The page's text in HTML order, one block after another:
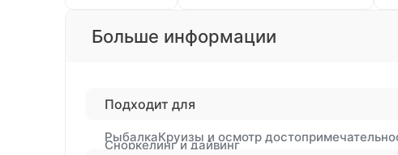
Больше информации
Подходит для
РыбалкаКруизы и осмотр
Сноркелинг и дайвинг